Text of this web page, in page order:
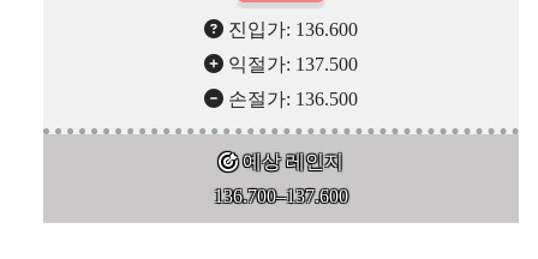
진입가: 136.600
익절가: 137.500
손절가: 136.500
예상 레인지
136.700–137.600